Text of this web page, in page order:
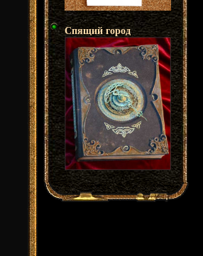
Спящий город